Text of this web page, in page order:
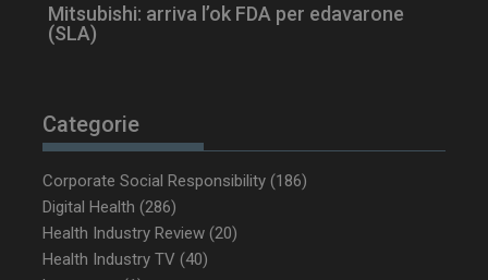
Mitsubishi: arriva l’ok FDA per edavarone
(SLA)
Categorie
Corporate Social Responsibility (186)
Digital Health (286)
Health Industry Review (20)
Health Industry TV (40)